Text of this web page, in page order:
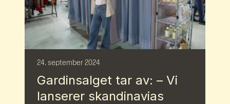
24. september 2024
Gardinsalget tar av: – Vi
lanserer skandinavias